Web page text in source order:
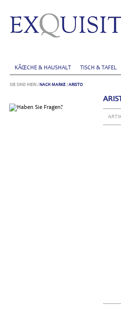
KÃŒCHE & HAUSHALT TISCH & TAFEL
SIE SIND HIER: / NACH MARKE /ARISTO